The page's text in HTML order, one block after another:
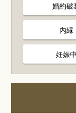
婚約破
内縁
妊娠中